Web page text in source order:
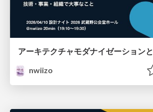
アーキテクチャモダナイゼーション
nwiizo